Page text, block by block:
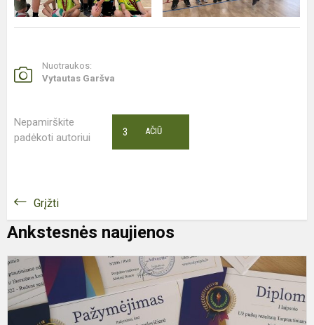
Nuotraukos:
Vytautas Garšva
Nepamirškite
padėkoti autoriui
AČIŪ
3
Grįžti
Ankstesnės naujienos